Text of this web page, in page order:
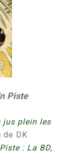
Piste
jus plein les
de DK
: La BD,